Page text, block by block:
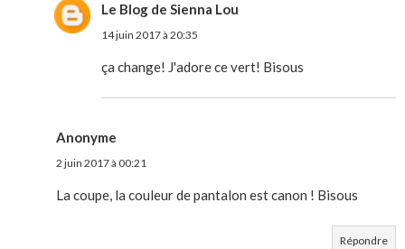
Le Blog de Sienna Lou
14 juin 2017 à 20:35
ça change! J'adore ce vert! Bisous
Anonyme
2 juin 2017 à 00:21
La coupe, la couleur de pantalon est canon ! Bisous
Répondre